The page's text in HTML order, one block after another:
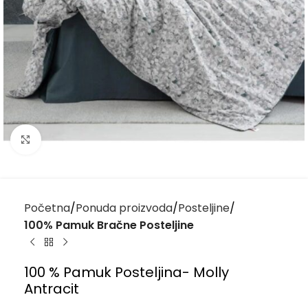
Kliknite za uvećanje
Početna Ponuda proizvoda Posteljine
100% Pamuk Bračne Posteljine
100 % Pamuk Posteljina- Molly
Antracit